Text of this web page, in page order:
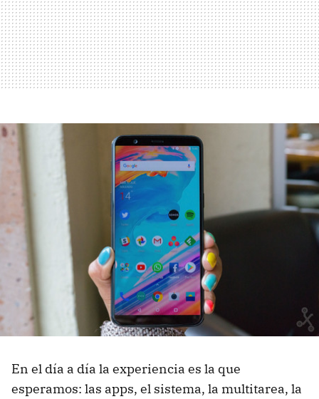
En el día a día la experiencia es la que
esperamos: las apps, el sistema, la multitarea, la